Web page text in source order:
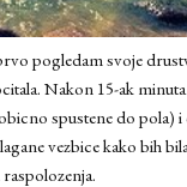
pogledam svoje
Nakon 15-ak
spustene do
vezbice kako bih